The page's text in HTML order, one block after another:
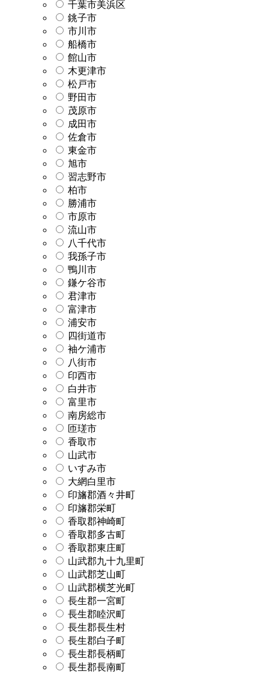
千葉市美浜区
銚子市
市川市
船橋市
館山市
木更津市
松戸市
野田市
茂原市
成田市
佐倉市
東金市
旭市
習志野市
柏市
勝浦市
市原市
流山市
八千代市
我孫子市
鴨川市
鎌ケ谷市
君津市
富津市
浦安市
四街道市
袖ケ浦市
八街市
印西市
白井市
富里市
南房総市
匝瑳市
香取市
山武市
いすみ市
大網白里市
印旛郡酒々井町
印旛郡栄町
香取郡神崎町
香取郡多古町
香取郡東庄町
山武郡九十九里町
山武郡芝山町
山武郡横芝光町
長生郡一宮町
長生郡睦沢町
長生郡長生村
長生郡白子町
長生郡長柄町
長生郡長南町